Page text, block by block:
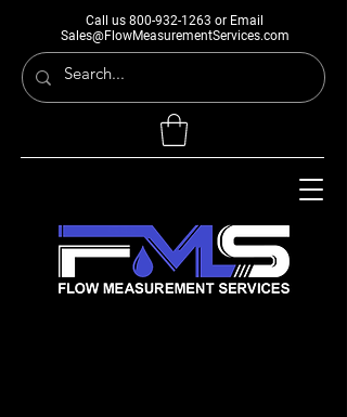
Call us 800-932-1263 or Email
Sales@FlowMeasurementServices.com